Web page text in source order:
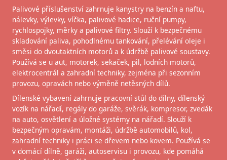
Palivové příslušenství zahrnuje kanystry na benzín a naftu,
nálevky, výlevky, víčka, palivové hadice, ruční pumpy,
rychlospojky, měrky a palivové filtry. Slouží k bezpečnému
skladování paliva, pohodlnému tankování, přelévání oleje i
směsi do dvoutaktních motorů a k údržbě palivové soustavy.
Používá se u aut, motorek, sekaček, pil, lodních motorů,
elektrocentrál a zahradní techniky, zejména při sezonním
provozu, opravách nebo výměně netěsných dílů.
Dílenské vybavení zahrnuje pracovní stůl do dílny, dílenský
vozík na nářadí, regály do garáže, svěrák, kompresor, zvedák
na auto, osvětlení a úložné systémy na nářadí. Slouží k
bezpečným opravám, montáži, údržbě automobilů, kol,
zahradní techniky i práci se dřevem nebo kovem. Používá se
v domácí dílně, garáži, autoservisu i provozu, kde pomáhá